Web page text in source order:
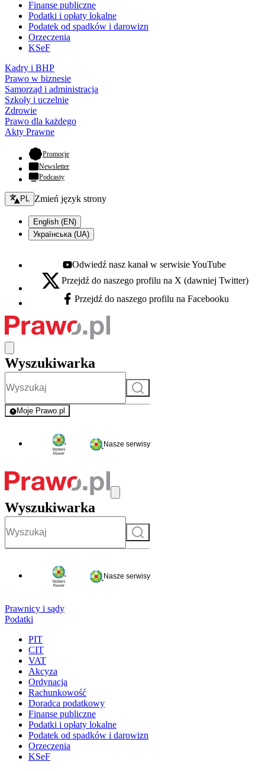
Finanse publiczne
Podatki i opłaty lokalne
Podatek od spadków i darowizn
Orzeczenia
KSeF
Kadry i BHP
Prawo w biznesie
Samorząd i administracja
Szkoły i uczelnie
Zdrowie
Prawo dla każdego
Akty Prawne
Promocje- otwiera się w nowej karcie
Newsletter
Podcasty
Zmień język - bieżący:
PL Zmień język strony
English (EN)
Українська (UA)
Youtube - otwiera się w nowej karcie
Odwiedź nasz kanał w serwisie YouTube
X - otwiera się w nowej karcie
Przejdź do naszego profilu na X (dawniej Twitter)
Facebook - otwiera się w nowej karcie
Przejdź do naszego profilu na Facebooku
Wyszukiwarka
Szukaj
Moje Prawo.pl
- rejestracja i logowanie do serwisu
Nasze serwisy
Wyszukiwarka
Szukaj
Nasze serwisy
Prawnicy i sądy
Podatki
PIT
CIT
VAT
Akcyza
Ordynacja
Rachunkowość
Doradca podatkowy
Finanse publiczne
Podatki i opłaty lokalne
Podatek od spadków i darowizn
Orzeczenia
KSeF